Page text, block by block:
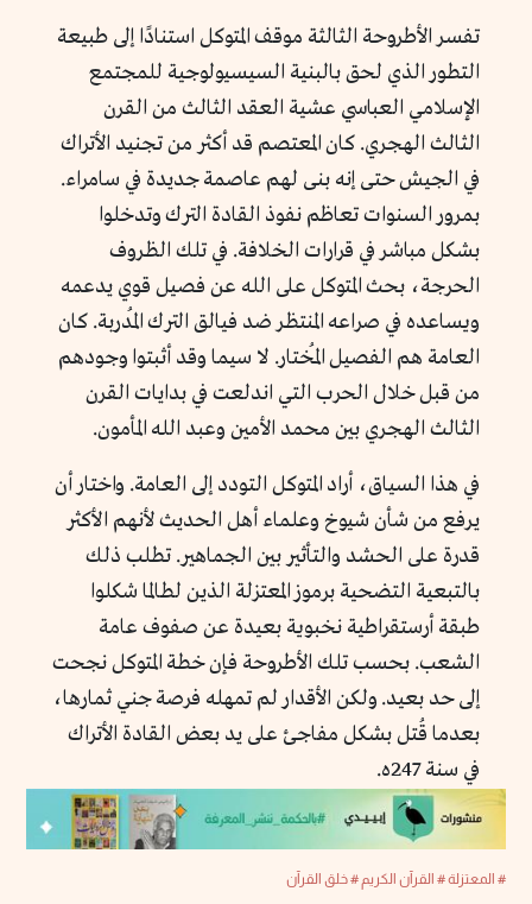
تفسر الأطروحة الثالثة موقف المتوكل استنادًا إلى طبيعة
التطور الذي لحق بالبنية السيسيولوجية للمجتمع
الإسلامي العباسي عشية العقد الثالث من القرن
الثالث الهجري. كان المعتصم قد أكثر من تجنيد الأتراك
في الجيش حتى إنه بنى لهم عاصمة جديدة في سامراء.
بمرور السنوات تعاظم نفوذ القادة الترك وتدخلوا
بشكل مباشر في قرارات الخلافة. في تلك الظروف
الحرجة، بحث المتوكل على الله عن فصيل قوي يدعمه
ويساعده في صراعه المنتظر ضد فيالق الترك المُدربة. كان
العامة هم الفصيل المُختار. لا سيما وقد أثبتوا وجودهم
من قبل خلال الحرب التي اندلعت في بدايات القرن
الثالث الهجري بين محمد الأمين وعبد الله المأمون.
في هذا السياق، أراد المتوكل التودد إلى العامة. واختار أن
يرفع من شأن شيوخ وعلماء أهل الحديث لأنهم الأكثر
قدرة على الحشد والتأثير بين الجماهير. تطلب ذلك
بالتبعية التضحية برموز المعتزلة الذين لطالما شكلوا
طبقة أرستقراطية نخبوية بعيدة عن صفوف عامة
الشعب. بحسب تلك الأطروحة فإن خطة المتوكل نجحت
إلى حد بعيد. ولكن الأقدار لم تمهله فرصة جني ثمارها،
بعدما قُتل بشكل مفاجئ على يد بعض القادة الأتراك
في سنة 247ه.
# المعتزلة# القرآن الكريم # خلق القرآن